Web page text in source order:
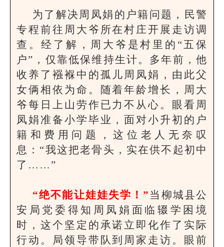
为了解决周凤娟的户籍问题，民警
专程前往周大爷所在村庄开展走访调
查。经了解，周大爷是村里的“五保
户”，仅靠低保维持生计。多年前，他
收养了襁褓中的孤儿周凤娟，由此父
女俩相依为命。随着年龄增长，周大
爷每日上山劳作已力不从心。眼看周
凤娟准备小学毕业，面对小升初的户
籍和费用问题，这位老人无奈叹
息：“我这把老骨头，实在供不起初中
了……”
“绝不能让娃娃失学！” 当柳城县公
安局党委得知周凤娟面临辍学困境
时，这个坚定的承诺立即化作了实际
行动。局领导带队到周家走访。眼前